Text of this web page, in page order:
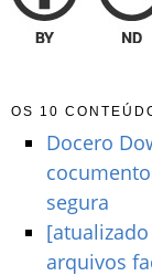
OS 10
Docero
segura
arquivos